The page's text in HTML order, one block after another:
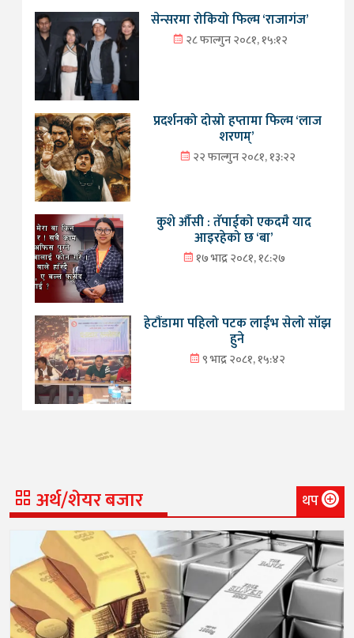
सेन्सरमा रोकियो फिल्म ‘राजागंज’
२८ फाल्गुन २०८१, १५:१२
प्रदर्शनको दोस्रो हप्तामा फिल्म ‘लाज
शरणम्’
२२ फाल्गुन २०८१, १३:२२
कुशे औँसी : तँपाईको एकदमै याद
आइरहेको छ ‘बा’
१७ भाद्र २०८१, १८:२७
हेटौंडामा पहिलो पटक लाईभ सेलो साँझ
हुने
९ भाद्र २०८१, १५:४२
अर्थ/शेयर बजार थप